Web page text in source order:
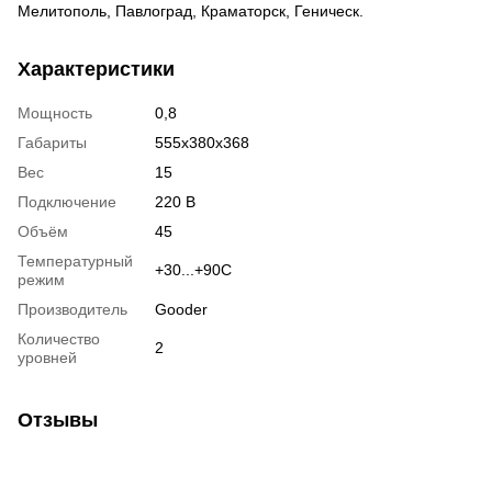
Мелитополь, Павлоград, Краматорск, Геническ.
Характеристики
Мощность
0,8
Габариты
555х380х368
Вес
15
Подключение
220 В
Объём
45
Температурный
режим
+30...+90С
Производитель
Gooder
Количество
уровней
2
Отзывы